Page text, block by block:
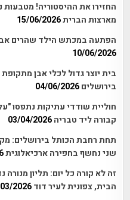
החזירו את ההיסטוריה!
מארצות הברית15/06/2026
הפתעה במכתש הילד שהרים אבן
10/06/2026
בית יוצר גדול לכלי אבן
בירושלים 04/06/2026
חוליית שודדי עתיקות נתפסו
קבורה ליד טבריה 03/04/2026
תחת רחבת הכותל בירושלים:
שני נחשף בחפירה ארכיאלוגית
זה לא קורה כל יום: תליון
הבית, צפונית לעיר דוד 2026